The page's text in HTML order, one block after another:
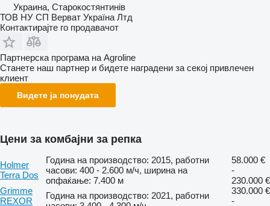
Украина, Старокостянтинів
ТОВ НУ СП Верват Україна Лтд
Контактирајте го продавачот
Партнерска програма на Agroline
Станете наш партнер и бидете наградени за секој привлечен
клиент
Видете ја понудата
Цени за комбајни за репка
Holmer
Terra Dos
Година на производство: 2015, работни
часови: 400 - 2.600 м/ч, ширина на
опфаќање: 7.400 м
58.000 €
-
230.000 €
Grimme
REXOR
Година на производство: 2021, работни
330.000 €
-